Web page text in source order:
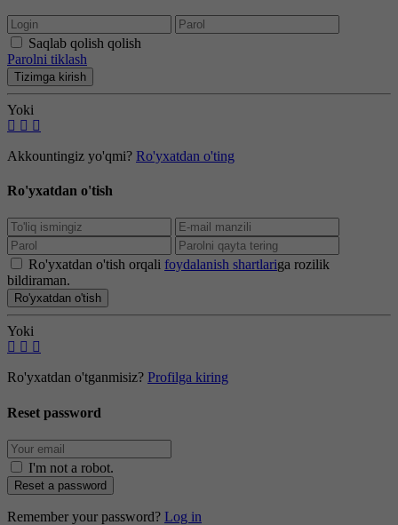
Saqlab qolish qolish
Parolni tiklash
Tizimga kirish
Yoki
Akkountingiz yo'qmi? Ro'yxatdan o'ting
Ro'yxatdan o'tish
Ro'yxatdan o'tish orqali foydalanish shartlariga rozilik
bildiraman.
Ro'yxatdan o'tish
Yoki
Ro'yxatdan o'tganmisiz? Profilga kiring
Reset password
I'm not a robot.
Reset a password
Remember your password? Log in